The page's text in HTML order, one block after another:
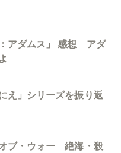
：アダムス」 感想 アダ
え」シリーズを振り返
オブ・ウォー 絶海・殺